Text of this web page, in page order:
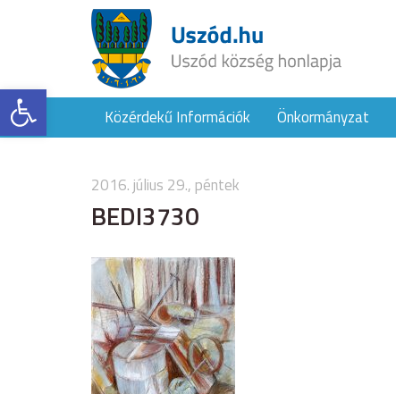
Eszköztár megnyitásaKözérdekű Információk Önkormányzat
2016. július 29., péntek
BEDI3730